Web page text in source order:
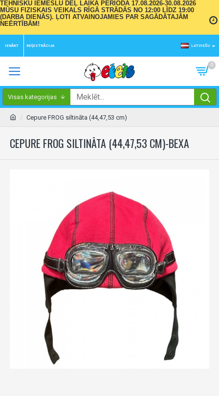
TEHNISKU IEMESLU DĒĻ LAIKA PERIODĀ 17.08.2026-30.08.2026
MŪSU FIZISKAIS VEIKALS RĪGĀ STRĀDĀS NO 12:00 LĪDZ 19:00
(DARBA DIENĀS). ĻOTI ATVAINOJAMIES PAR SAGĀDĀTAJĀM
NEĒRTĪBĀM!
IENĀKT REĢISTRĀCIJA LATVIEŠU
0
Visas kategorijas
Cepure FROG siltināta (44,47,53 cm)
CEPURE FROG SILTINĀTA (44,47,53 CM)-BEXA